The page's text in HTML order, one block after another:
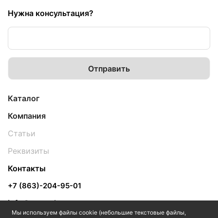
Мы используем файлы cookie (небольшие текстовые файлы,
Нужна консультация?
Каталог
Компания
Статьи
Реквизиты
Контакты
+7 (863)-204-95-01
info@yugpol.com